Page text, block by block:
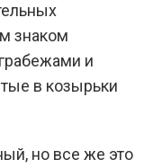
знаком
и
в козырьки
но все же это